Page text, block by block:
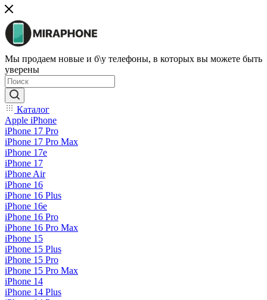
Мы продаем новые и б\у телефоны, в которых вы можете быть
уверены
Каталог
Apple iPhone
iPhone 17 Pro
iPhone 17 Pro Max
iPhone 17e
iPhone 17
iPhone Air
iPhone 16
iPhone 16 Plus
iPhone 16e
iPhone 16 Pro
iPhone 16 Pro Max
iPhone 15
iPhone 15 Plus
iPhone 15 Pro
iPhone 15 Pro Max
iPhone 14
iPhone 14 Plus